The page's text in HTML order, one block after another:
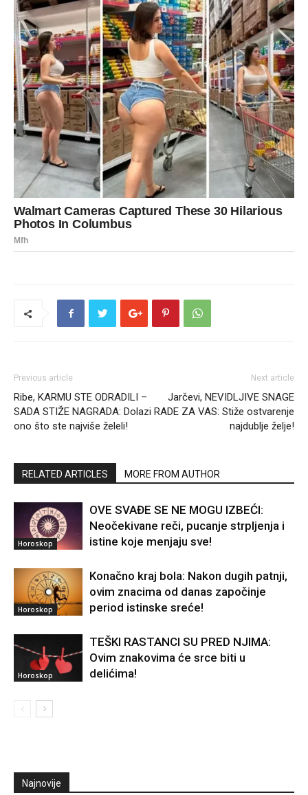
Previous article
Ribe, KARMU STE ODRADILI –
SADA STIŽE NAGRADA: Dolazi
ono što ste najviše želeli!
Next article
Jarčevi, NEVIDLJIVE SNAGE
RADE ZA VAS: Stiže ostvarenje
najdublje želje!
RELATED ARTICLES MORE FROM AUTHOR
Horoskop
OVE SVAĐE SE NE MOGU IZBEĆI:
Neočekivane reči, pucanje strpljenja i
istine koje menjaju sve!
Horoskop
Konačno kraj bola: Nakon dugih patnji,
ovim znacima od danas započinje
period istinske sreće!
Horoskop
TEŠKI RASTANCI SU PRED NJIMA:
Ovim znakovima će srce biti u
delićima!
Najnovije